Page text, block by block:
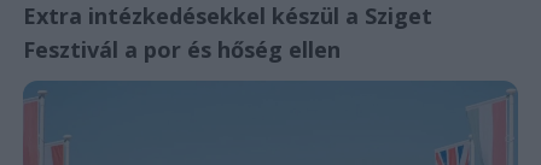
Extra intézkedésekkel készül a Sziget
Fesztivál a por és hőség ellen